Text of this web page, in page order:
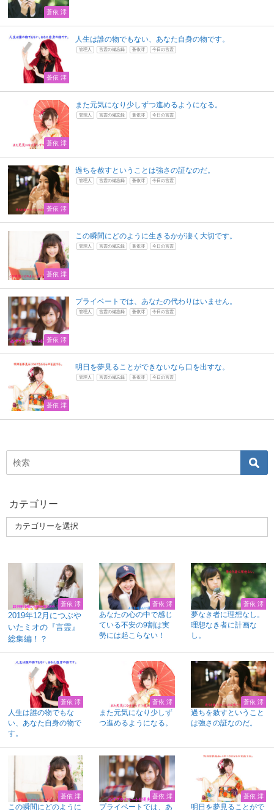
蒼依 澪
蒼依 澪
人生は誰の物でもない、あなた自身の物です。
管理人 言霊の備忘録 蒼依澪 今日の言霊
蒼依 澪
また元気になり少しずつ進めるようになる。
管理人 言霊の備忘録 蒼依澪 今日の言霊
蒼依 澪
過ちを赦すということは強さの証なのだ。
管理人 言霊の備忘録 蒼依澪 今日の言霊
蒼依 澪
この瞬間にどのように生きるかが凄く大切です。
管理人 言霊の備忘録 蒼依澪 今日の言霊
蒼依 澪
プライベートでは、あなたの代わりはいません。
管理人 言霊の備忘録 蒼依澪 今日の言霊
蒼依 澪
明日を夢見ることができないなら口を出すな。
管理人 言霊の備忘録 蒼依澪 今日の言霊
カテゴリー
蒼依 澪
2019年12月につぶや
いたミオの『言霊』
総集編！？
蒼依 澪
あなたの心の中で感じ
ている不安の9割は実
勢には起こらない！
蒼依 澪
夢なき者に理想なし。
理想なき者に計画な
し。
蒼依 澪
人生は誰の物でもな
い、あなた自身の物で
す。
蒼依 澪
また元気になり少しず
つ進めるようになる。
蒼依 澪
過ちを赦すということ
は強さの証なのだ。
蒼依 澪
この瞬間にどのように
蒼依 澪
プライベートでは、あ
蒼依 澪
明日を夢見ることがで